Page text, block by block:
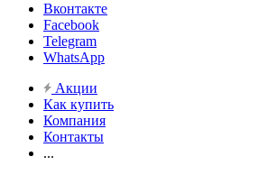
Вконтакте
Facebook
Telegram
WhatsApp
Акции
Как купить
Компания
Контакты
...